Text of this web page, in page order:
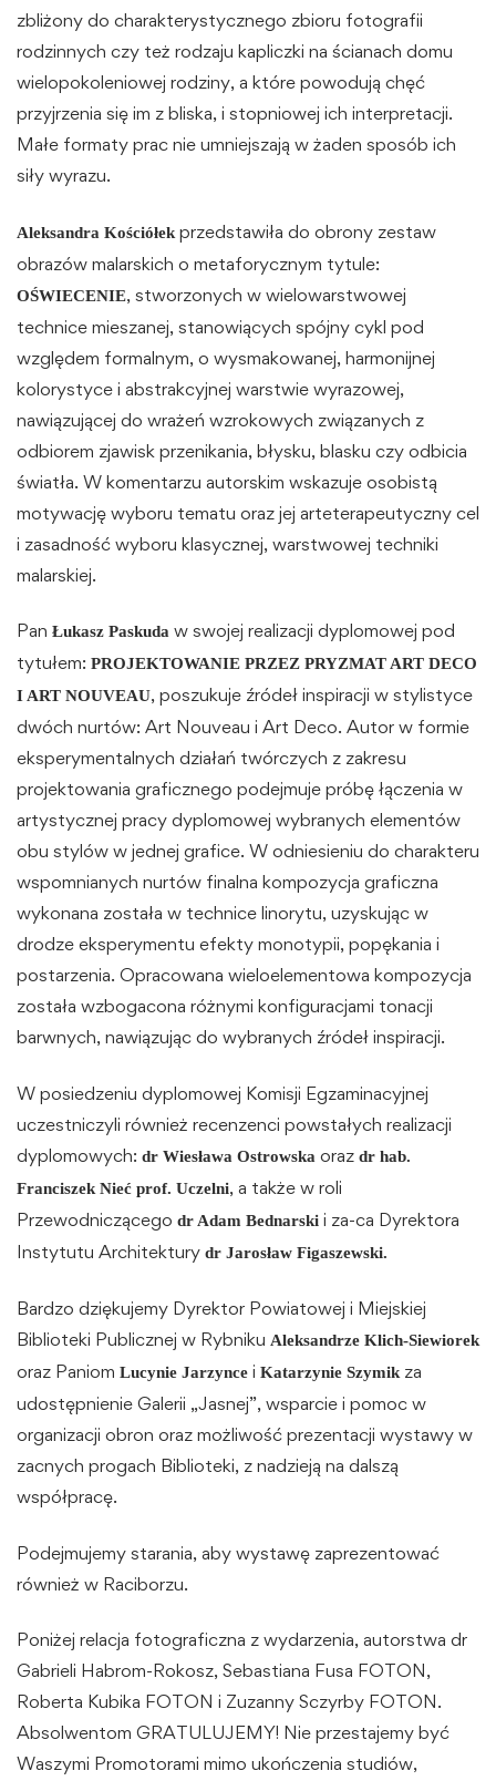
zbliżony do charakterystycznego zbioru fotografii
rodzinnych czy też rodzaju kapliczki na ścianach domu
wielopokoleniowej rodziny, a które powodują chęć
przyjrzenia się im z bliska, i stopniowej ich interpretacji.
Małe formaty prac nie umniejszają w żaden sposób ich
siły wyrazu.
Aleksandra Kościółek przedstawiła do obrony zestaw
obrazów malarskich o metaforycznym tytule:
OŚWIECENIE, stworzonych w wielowarstwowej
technice mieszanej, stanowiących spójny cykl pod
względem formalnym, o wysmakowanej, harmonijnej
kolorystyce i abstrakcyjnej warstwie wyrazowej,
nawiązującej do wrażeń wzrokowych związanych z
odbiorem zjawisk przenikania, błysku, blasku czy odbicia
światła. W komentarzu autorskim wskazuje osobistą
motywację wyboru tematu oraz jej arteterapeutyczny cel
i zasadność wyboru klasycznej, warstwowej techniki
malarskiej.
Pan Łukasz Paskuda w swojej realizacji dyplomowej pod
tytułem: PROJEKTOWANIE PRZEZ PRYZMAT ART DECO
I ART NOUVEAU, poszukuje źródeł inspiracji w stylistyce
dwóch nurtów: Art Nouveau i Art Deco. Autor w formie
eksperymentalnych działań twórczych z zakresu
projektowania graficznego podejmuje próbę łączenia w
artystycznej pracy dyplomowej wybranych elementów
obu stylów w jednej grafice. W odniesieniu do charakteru
wspomnianych nurtów finalna kompozycja graficzna
wykonana została w technice linorytu, uzyskując w
drodze eksperymentu efekty monotypii, popękania i
postarzenia. Opracowana wieloelementowa kompozycja
została wzbogacona różnymi konfiguracjami tonacji
barwnych, nawiązując do wybranych źródeł inspiracji.
W posiedzeniu dyplomowej Komisji Egzaminacyjnej
uczestniczyli również recenzenci powstałych realizacji
dyplomowych: dr Wiesława Ostrowska oraz dr hab.
Franciszek Nieć prof. Uczelni, a także w roli
Przewodniczącego dr Adam Bednarski i za-ca Dyrektora
Instytutu Architektury dr Jarosław Figaszewski.
Bardzo dziękujemy Dyrektor Powiatowej i Miejskiej
Biblioteki Publicznej w Rybniku Aleksandrze Klich-Siewiorek
oraz Paniom Lucynie Jarzynce i Katarzynie Szymikza
udostępnienie Galerii „Jasnej”, wsparcie i pomoc w
organizacji obron oraz możliwość prezentacji wystawy w
zacnych progach Biblioteki, z nadzieją na dalszą
współpracę.
Podejmujemy starania, aby wystawę zaprezentować
również w Raciborzu.
Poniżej relacja fotograficzna z wydarzenia, autorstwa dr
Gabrieli Habrom-Rokosz, Sebastiana Fusa FOTON,
Roberta Kubika FOTON i Zuzanny Sczyrby FOTON.
Absolwentom GRATULUJEMY! Nie przestajemy być
Waszymi Promotorami mimo ukończenia studiów,